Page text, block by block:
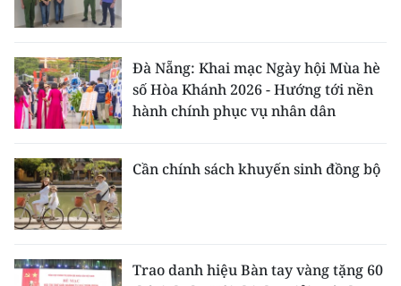
Đà Nẵng: Khai mạc Ngày hội Mùa hè
số Hòa Khánh 2026 - Hướng tới nền
hành chính phục vụ nhân dân
Cần chính sách khuyến sinh đồng bộ
Trao danh hiệu Bàn tay vàng tặng 60